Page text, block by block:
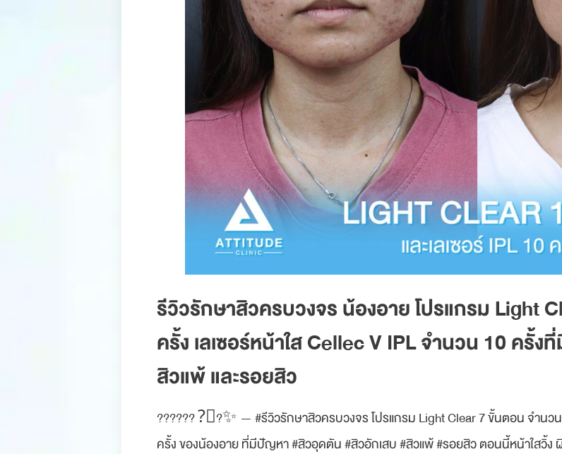
รีวิวรักษาสิวครบวงจร น้องอาย โปรแกรม Light
ครั้ง เลเซอร์หน้าใส Cellec V IPL จำนวน 10 ครั้
สิวแพ้ และรอยสิว
?????? ?‍⚕?✨ — #รีวิวรักษาสิวครบวงจร โปรแกรม Light Clear 7 ขั้นตอน จำนวน
ครั้ง ของน้องอาย ที่มีปัญหา #สิวอุดตัน #สิวอักเสบ #สิวแพ้ #รอยสิว ตอนนี้หน้าใสวิ้ง